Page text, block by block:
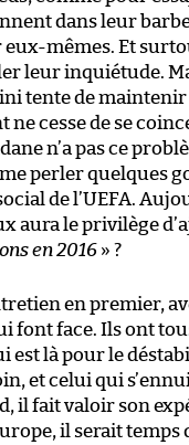
dans leur
mêmes. Et
leur inquiétude.
tente de
cesse de se
n’a pas ce
perler quelques
de l’UEFA.
aura le privilège
en 2016 » ?
en premier,
font face. Ils ont
est là pour le
et celui qui
il fait valoir son
il serait temps